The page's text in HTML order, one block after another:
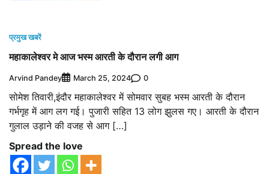
प्रमुख खबरें
महाकालेश्वर मे आज भस्म आरती के दौरान लगी आग
Arvind Pandey March 25, 2024 0
सोमेश तिवारी,इंदौर महाकालेश्वर में सोमवार सुबह भस्म आरती के दौरान
गर्भगृह में आग लग गई। पुजारी सहित 13 लोग झुलस गए। आरती के दौरान
गुलाल उड़ाने की वजह से आग […]
Spread the love